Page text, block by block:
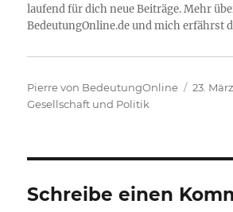
laufend für dich neue Beiträge. Mehr
BedeutungOnline.de und mich erfährst
Autor
Pierre von BedeutungOnline 23.
Gesellschaft und Politik
Schreibe einen